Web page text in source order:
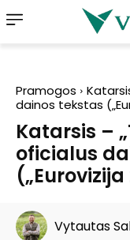
Pramogos
dainos tekstas
Katarsis –
oficialus
(„Eurovizija
Vytautas